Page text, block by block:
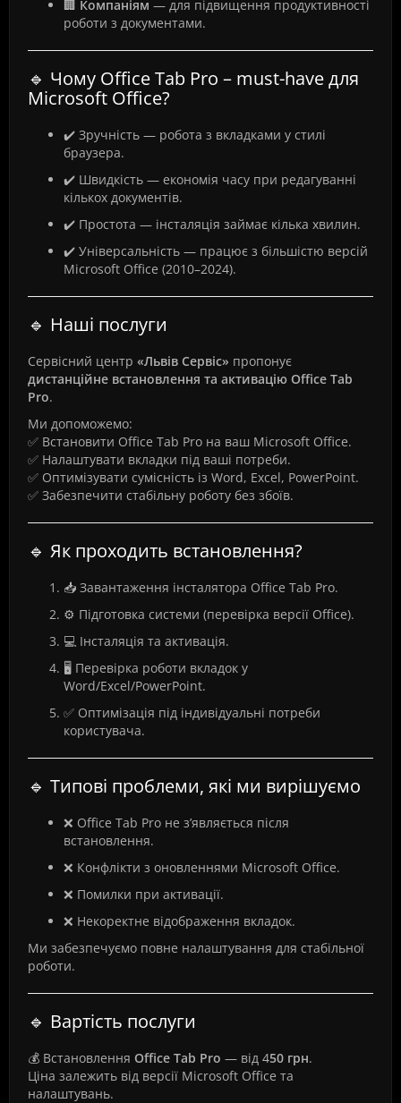
🏢 Компаніям — для підвищення продуктивності
роботи з документами.
🔹 Чому Office Tab Pro – must-have для
Microsoft Office?
✔️ Зручність — робота з вкладками у стилі
браузера.
✔️ Швидкість — економія часу при редагуванні
кількох документів.
✔️ Простота — інсталяція займає кілька хвилин.
✔️ Універсальність — працює з більшістю версій
Microsoft Office (2010–2024).
🔹 Наші послуги
Сервісний центр «Львів Сервіс» пропонує
дистанційне встановлення та активацію Office Tab
Pro.
Ми допоможемо:
✅ Встановити Office Tab Pro на ваш Microsoft Office.
✅ Налаштувати вкладки під ваші потреби.
✅ Оптимізувати сумісність із Word, Excel, PowerPoint.
✅ Забезпечити стабільну роботу без збоїв.
🔹 Як проходить встановлення?
📥 Завантаження інсталятора Office Tab Pro.
⚙️ Підготовка системи (перевірка версії Office).
💻 Інсталяція та активація.
🖥️ Перевірка роботи вкладок у
Word/Excel/PowerPoint.
✅ Оптимізація під індивідуальні потреби
користувача.
🔹 Типові проблеми, які ми вирішуємо
❌ Office Tab Pro не з’являється після
встановлення.
❌ Конфлікти з оновленнями Microsoft Office.
❌ Помилки при активації.
❌ Некоректне відображення вкладок.
Ми забезпечуємо повне налаштування для стабільної
роботи.
🔹 Вартість послуги
💰 Встановлення Office Tab Pro — від 450 грн.
Ціна залежить від версії Microsoft Office та
налаштувань.